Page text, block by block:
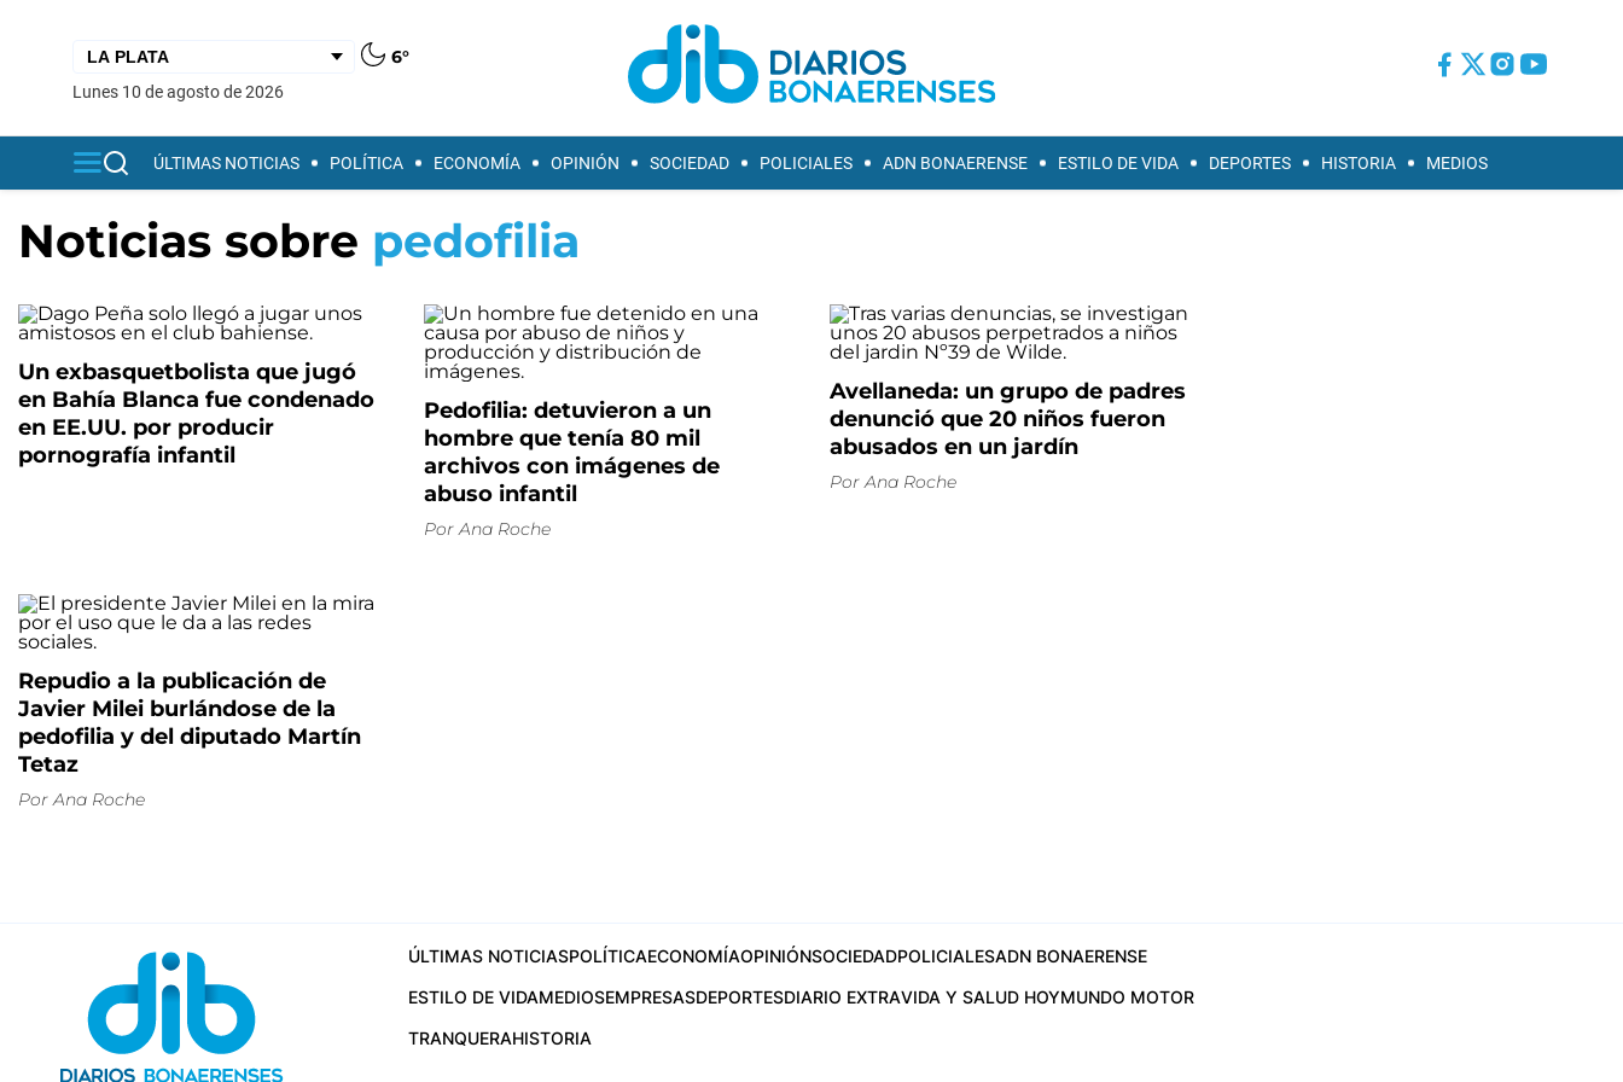
6°
lunes 10 de agosto de 2026
ÚLTIMAS NOTICIAS POLÍTICA ECONOMÍA OPINIÓN SOCIEDAD POLICIALES ADN BONAERENSE ESTILO DE VIDA DEPORTES HISTORIA MEDIOS
Noticias sobre pedofilia
Un exbasquetbolista que jugó
en Bahía Blanca fue condenado
en EE.UU. por producir
pornografía infantil
Pedofilia: detuvieron a un
hombre que tenía 80 mil
archivos con imágenes de
abuso infantil
Por Ana Roche
Avellaneda: un grupo de padres
denunció que 20 niños fueron
abusados en un jardín
Por Ana Roche
Repudio a la publicación de
Javier Milei burlándose de la
pedofilia y del diputado Martín
Tetaz
Por Ana Roche
ÚLTIMAS NOTICIASPOLÍTICAECONOMÍAOPINIÓNSOCIEDADPOLICIALESADN BONAERENSE
ESTILO DE VIDAMEDIOSEMPRESASDEPORTESDIARIO EXTRAVIDA Y SALUD HOYMUNDO MOTOR
TRANQUERAHISTORIA